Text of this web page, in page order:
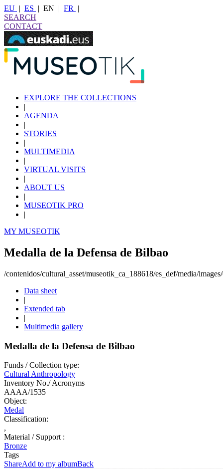
EU | ES | EN | FR
|
SEARCH
CONTACT
EXPLORE THE COLLECTIONS
|
AGENDA
|
STORIES
|
MULTIMEDIA
|
VIRTUAL VISITS
|
ABOUT US
|
MUSEOTIK PRO
|
MY MUSEOTIK
Medalla de la Defensa de Bilbao
/contenidos/cultural_asset/museotik_ca_188618/es_def/media/
Data sheet
|
Extended tab
|
Multimedia gallery
Medalla de la Defensa de Bilbao
Funds / Collection type:
Cultural Anthropology
Inventory No./ Acronyms
AAAA/1535
Object:
Medal
Classification:
,
Material / Support :
Bronze
Tags
ShareAdd to my albumBack